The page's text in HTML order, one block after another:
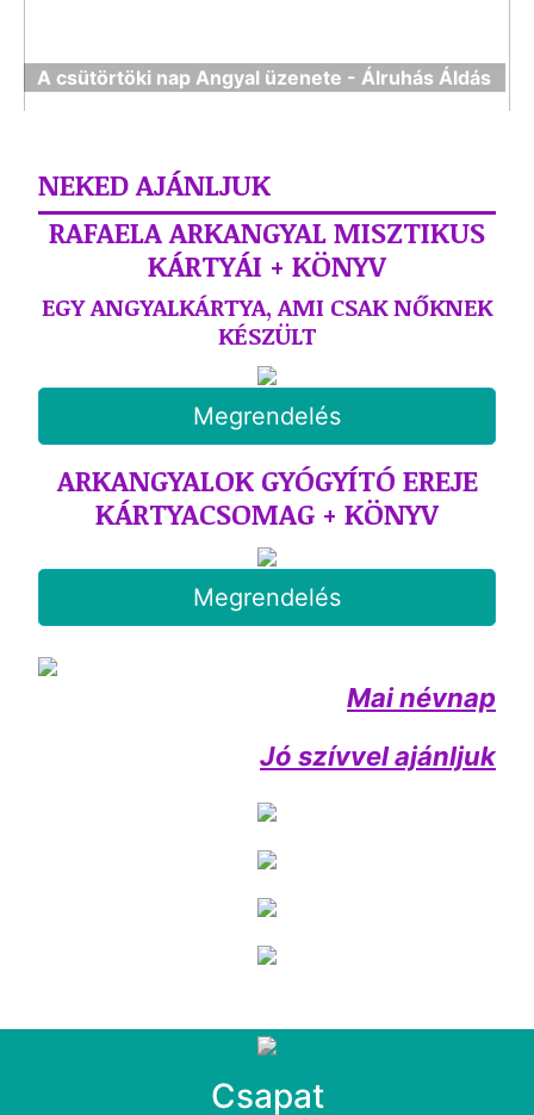
A csütörtöki nap Angyal üzenete - Álruhás Áldás
NEKED AJÁNLJUK
RAFAELA ARKANGYAL MISZTIKUS
KÁRTYÁI + KÖNYV
EGY ANGYALKÁRTYA, AMI CSAK NŐKNEK
KÉSZÜLT
Megrendelés
ARKANGYALOK GYÓGYÍTÓ EREJE
KÁRTYACSOMAG + KÖNYV
Megrendelés
Mai névnap
Jó szívvel ajánljuk
Csapat